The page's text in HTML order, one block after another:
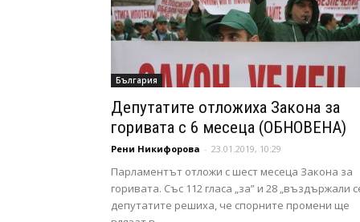
България
Депутатите отложиха Закона за
горивата с 6 месеца (ОБНОВЕНА)
Рени Никифорова - 23.01.2019, 10:29
Парламентът отложи с шест месеца Закона за
горивата. Със 112 гласа „за” и 28 „въздържали
депутатите решиха, че спорните промени ще